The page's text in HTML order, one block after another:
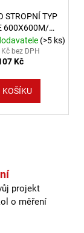
STROPNÍ TYP
600X600M/
(>5 ks)
bez DPH
Kč
KOŠÍKU
výpisu
projekt
o měření